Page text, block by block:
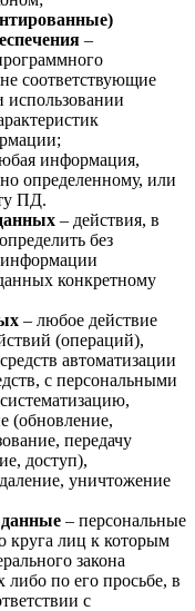
–
соответствующие
информация,
определенному, или
ПД.
– действия, в
без
информации
конкретному
– любое действие
(операций),
автоматизации
с персональными
(обновление,
передачу
доступ),
уничтожение
– персональные
круга лиц к которым
закона
по его просьбе, в
с